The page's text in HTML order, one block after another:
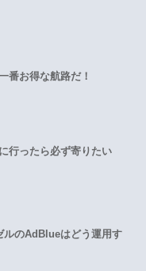
番お得な航路だ！
行ったら必ず寄りたい
ルのAdBlueはどう運用す